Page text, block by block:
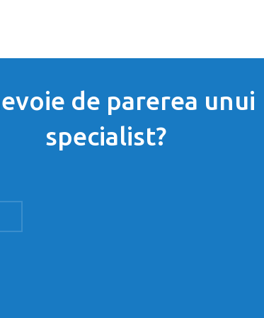
de parerea unui
specialist?